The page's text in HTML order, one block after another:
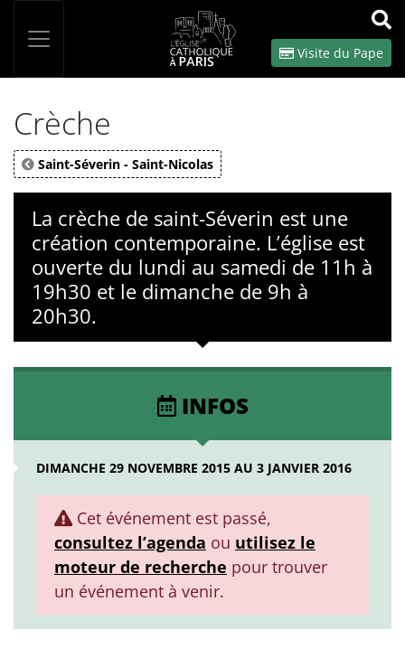
OK
Visite du Pape
Crèche
Saint-Séverin - Saint-Nicolas
La crèche de saint-Séverin est une
création contemporaine. L’église est
ouverte du lundi au samedi de 11h à
19h30 et le dimanche de 9h à
20h30.
INFOS
DIMANCHE 29 NOVEMBRE 2015 AU 3 JANVIER 2016
Cet événement est passé,
consultez l’agenda ou utilisez le
moteur de recherche pour trouver
un événement à venir.
Panneau de gestion des cookies